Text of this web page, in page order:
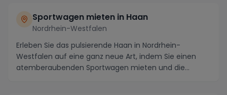
Sportwagen mieten in Haan
Nordrhein-Westfalen
Erleben Sie das pulsierende Haan in Nordrhein-
Westfalen auf eine ganz neue Art, indem Sie einen
atemberaubenden Sportwagen mieten und die